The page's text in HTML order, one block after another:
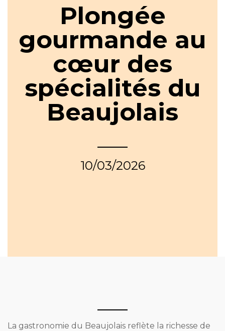
Plongée
gourmande au
cœur des
spécialités du
Beaujolais
10/03/2026
La gastronomie du Beaujolais reflète la richesse de